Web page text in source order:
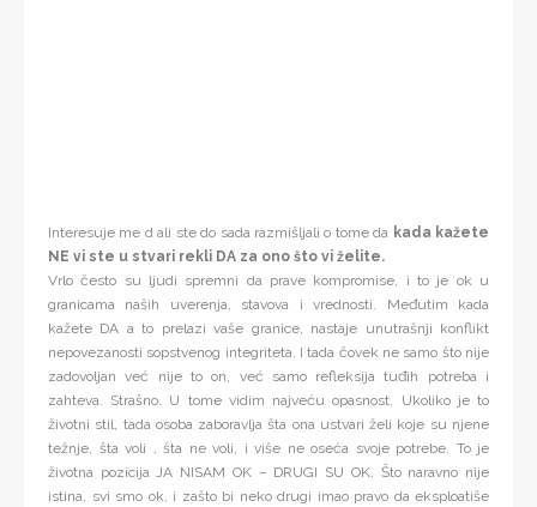
Interesuje me d ali ste do sada razmišljali o tome da kada kažete
NE vi ste u stvari rekli DA za ono što vi želite.
Vrlo često su ljudi spremni da prave kompromise, i to je ok u
granicama naših uverenja, stavova i vrednosti. Međutim kada
kažete DA a to prelazi vaše granice, nastaje unutrašnji konflikt
nepovezanosti sopstvenog integriteta. I tada čovek ne samo što nije
zadovoljan već nije to on, već samo refleksija tuđih potreba i
zahteva. Strašno. U tome vidim najveću opasnost. Ukoliko je to
životni stil, tada osoba zaboravlja šta ona ustvari želi koje su njene
težnje, šta voli , šta ne voli, i više ne oseća svoje potrebe. To je
životna pozicija JA NISAM OK – DRUGI SU OK. Što naravno nije
istina, svi smo ok, i zašto bi neko drugi imao pravo da eksploatiše